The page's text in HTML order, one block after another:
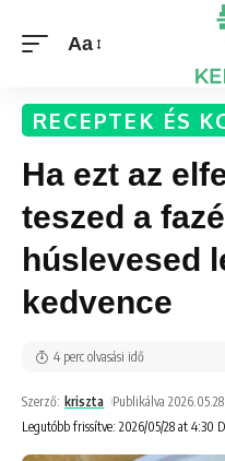
Aa
RECEPTEK ÉS
Ha ezt az
teszed a
húslevesed
kedvence
Legutóbb frissítve: 2026/05/28 at 4:30
Szerző: kriszta Publikálva 2026.05.28.
4 perc olvasási idő